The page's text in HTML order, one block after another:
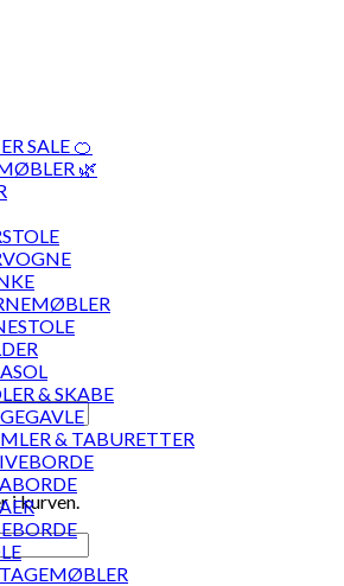
i kurven.
SALE 🍊
🌿
& SKABE
& TABURETTER